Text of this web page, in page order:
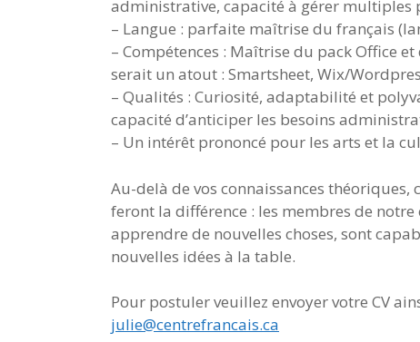
administrative, capacité à gérer multiples
– Langue : parfaite maîtrise du français
– Compétences : Maîtrise du pack Office
serait un atout : Smartsheet, Wix/
– Qualités : Curiosité, adaptabilité et
capacité d’anticiper les besoins
– Un intérêt prononcé pour les arts et la
Au-delà de vos connaissances théoriques,
feront la différence : les membres de
apprendre de nouvelles choses, sont
nouvelles idées à la table.
Pour postuler veuillez envoyer votre CV
julie@centrefrancais.ca